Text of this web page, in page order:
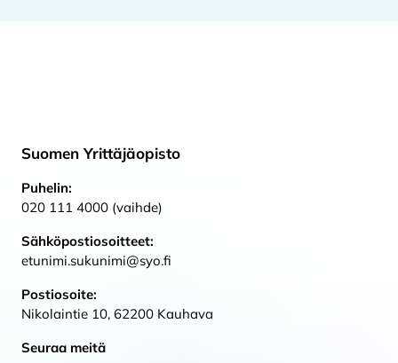
Suomen Yrittäjäopisto
Puhelin:
020 111 4000 (vaihde)
Sähköpostiosoitteet:
etunimi.sukunimi@syo.fi
Postiosoite:
Nikolaintie 10, 62200 Kauhava
Seuraa meitä